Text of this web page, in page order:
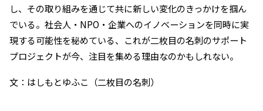
し、その取り組みを通じて共に新しい変化のきっかけを掴ん
でいる。社会人・NPO・企業へのイノベーションを同時に実
現する可能性を秘めている、これが二枚目の名刺のサポート
プロジェクトが今、注目を集める理由なのかもしれない。
文：はしもとゆふこ（二枚目の名刺）